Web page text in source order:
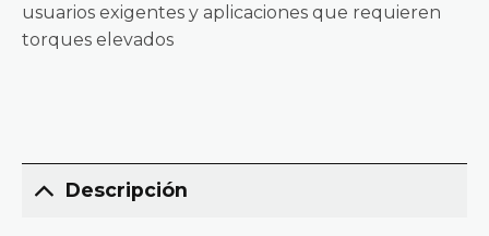
usuarios exigentes y aplicaciones que requieren
torques elevados
Descripción